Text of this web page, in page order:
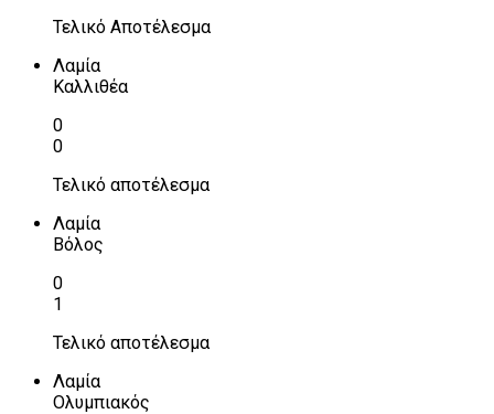
Τελικό Αποτέλεσμα
Λαμία
Καλλιθέα
0
0
Τελικό αποτέλεσμα
Λαμία
Βόλος
0
1
Τελικό αποτέλεσμα
Λαμία
Ολυμπιακός